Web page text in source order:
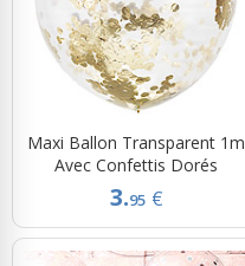
Maxi Ballon Transparent 1m
Avec Confettis Dorés
3.95 €